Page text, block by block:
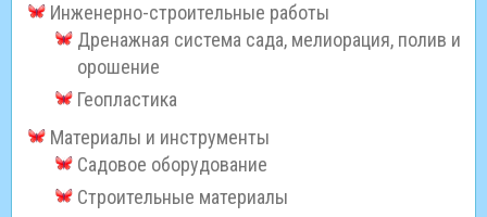
Инженерно-строительные работы
Дренажная система сада, мелиорация, полив и
орошение
Геопластика
Материалы и инструменты
Садовое оборудование
Строительные материалы